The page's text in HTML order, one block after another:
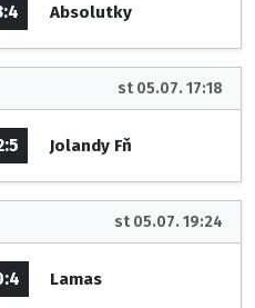
Absolutky
st 05.07. 17:18
Jolandy Fň
st 05.07. 19:24
Lamas